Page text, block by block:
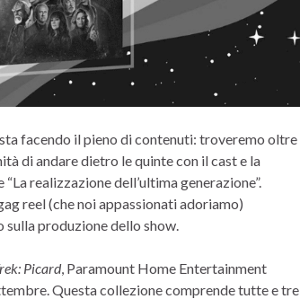
facendo il pieno di contenuti: troveremo oltre
di andare dietro le quinte con il cast e la
realizzazione dell’ultima generazione”.
reel (che noi appassionati adoriamo)
produzione dello show.
Picard, Paramount Home Entertainment
Questa collezione comprende tutte e tre